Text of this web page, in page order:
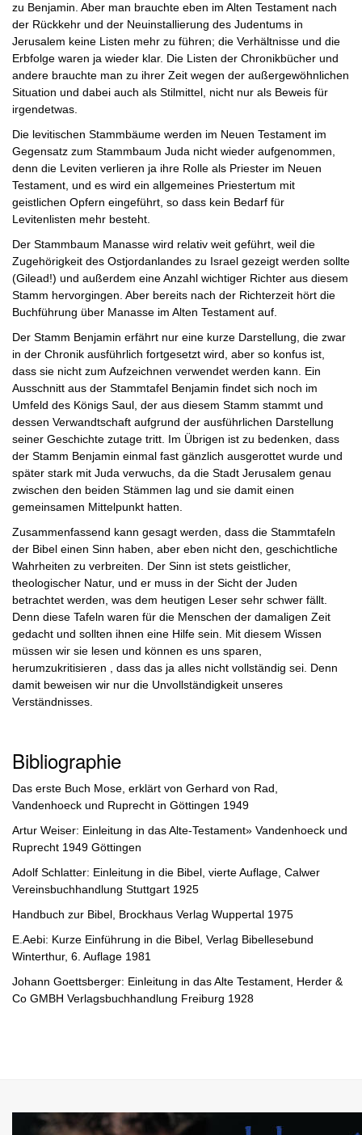
zu Benjamin. Aber man brauchte eben im Alten Testament nach
der Rückkehr und der Neuinstallierung des Judentums in
Jerusalem keine Listen mehr zu führen; die Verhältnisse und die
Erbfolge waren ja wieder klar. Die Listen der Chronikbücher und
andere brauchte man zu ihrer Zeit wegen der außergewöhnlichen
Situation und dabei auch als Stilmittel, nicht nur als Beweis für
irgendetwas.
Die levitischen Stammbäume werden im Neuen Testament im
Gegensatz zum Stammbaum Juda nicht wieder aufgenommen,
denn die Leviten verlieren ja ihre Rolle als Priester im Neuen
Testament, und es wird ein allgemeines Priestertum mit
geistlichen Opfern eingeführt, so dass kein Bedarf für
Levitenlisten mehr besteht.
Der Stammbaum Manasse wird relativ weit geführt, weil die
Zugehörigkeit des Ostjordanlandes zu Israel gezeigt werden sollte
(Gilead!) und außerdem eine Anzahl wichtiger Richter aus diesem
Stamm hervorgingen. Aber bereits nach der Richterzeit hört die
Buchführung über Manasse im Alten Testament auf.
Der Stamm Benjamin erfährt nur eine kurze Darstellung, die zwar
in der Chronik ausführlich fortgesetzt wird, aber so konfus ist,
dass sie nicht zum Aufzeichnen verwendet werden kann. Ein
Ausschnitt aus der Stammtafel Benjamin findet sich noch im
Umfeld des Königs Saul, der aus diesem Stamm stammt und
dessen Verwandtschaft aufgrund der ausführlichen Darstellung
seiner Geschichte zutage tritt. Im Übrigen ist zu bedenken, dass
der Stamm Benjamin einmal fast gänzlich ausgerottet wurde und
später stark mit Juda verwuchs, da die Stadt Jerusalem genau
zwischen den beiden Stämmen lag und sie damit einen
gemeinsamen Mittelpunkt hatten.
Zusammenfassend kann gesagt werden, dass die Stammtafeln
der Bibel einen Sinn haben, aber eben nicht den, geschichtliche
Wahrheiten zu verbreiten. Der Sinn ist stets geistlicher,
theologischer Natur, und er muss in der Sicht der Juden
betrachtet werden, was dem heutigen Leser sehr schwer fällt.
Denn diese Tafeln waren für die Menschen der damaligen Zeit
gedacht und sollten ihnen eine Hilfe sein. Mit diesem Wissen
müssen wir sie lesen und können es uns sparen,
herumzukritisieren , dass das ja alles nicht vollständig sei. Denn
damit beweisen wir nur die Unvollständigkeit unseres
Verständnisses.
Bibliographie
Das erste Buch Mose, erklärt von Gerhard von Rad,
Vandenhoeck und Ruprecht in Göttingen 1949
Artur Weiser: Einleitung in das Alte-Testament» Vandenhoeck und
Ruprecht 1949 Göttingen
Adolf Schlatter: Einleitung in die Bibel, vierte Auflage, Calwer
Vereinsbuchhandlung Stuttgart 1925
Handbuch zur Bibel, Brockhaus Verlag Wuppertal 1975
E.Aebi: Kurze Einführung in die Bibel, Verlag Bibellesebund
Winterthur, 6. Auflage 1981
Johann Goettsberger: Einleitung in das Alte Testament, Herder &
Co GMBH Verlagsbuchhandlung Freiburg 1928